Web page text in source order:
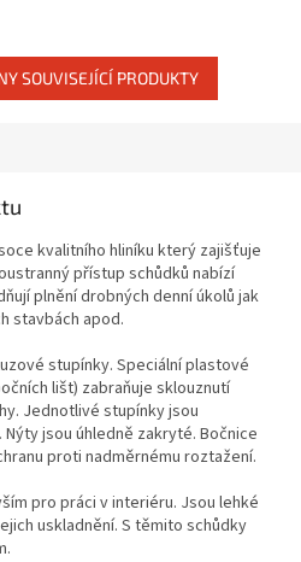
SOUVISEJÍCÍ PRODUKTY
kvalitního hliníku který zajišťuje
přístup schůdků nabízí
plnění drobných denní úkolů jak
stavbách apod.
stupínky. Speciální plastové
lišt) zabraňuje sklouznutí
Jednotlivé stupínky jsou
jsou úhledně zakryté. Bočnice
proti nadměrnému roztažení.
pro práci v interiéru. Jsou lehké
uskladnění. S těmito schůdky